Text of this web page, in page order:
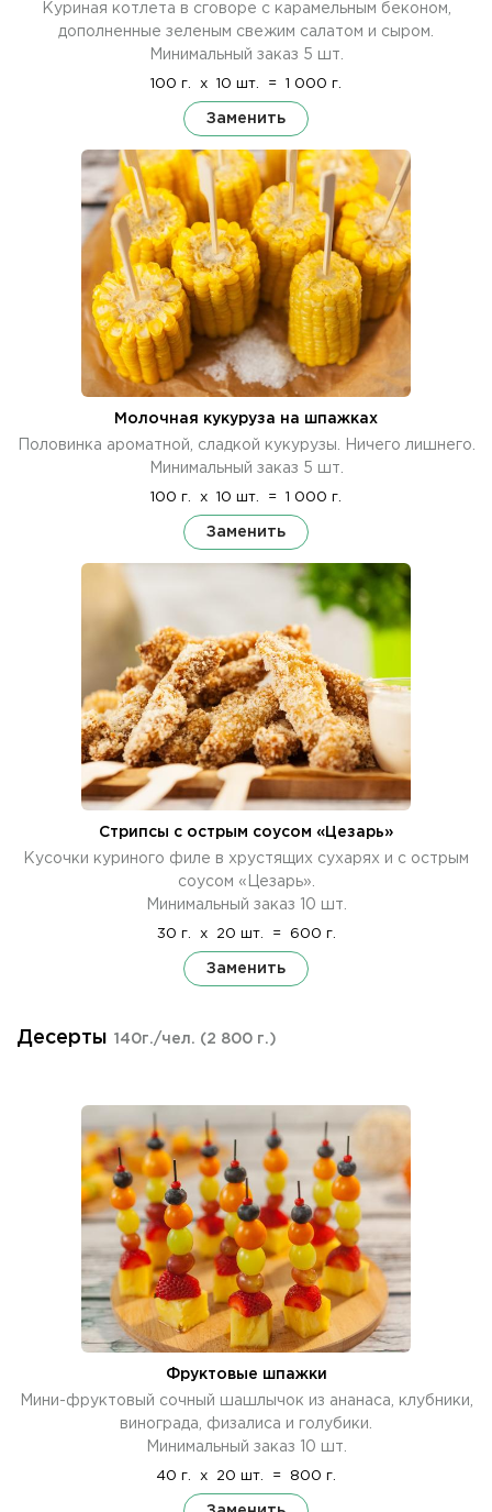
Куриная котлета в сговоре с карамельным беконом,
дополненные зеленым свежим салатом и сыром.
Минимальный заказ 5 шт.
100 г. x 10 шт. = 1 000 г.
Заменить
Молочная кукуруза на шпажках
Половинка ароматной, сладкой кукурузы. Ничего лишнего.
Минимальный заказ 5 шт.
100 г. x 10 шт. = 1 000 г.
Заменить
Стрипсы с острым соусом «Цезарь»
Кусочки куриного филе в хрустящих сухарях и с острым
соусом «Цезарь».
Минимальный заказ 10 шт.
30 г. x 20 шт. = 600 г.
Заменить
Десерты 140г./чел. (2 800 г.)
Фруктовые шпажки
Мини-фруктовый сочный шашлычок из ананаса, клубники,
винограда, физалиса и голубики.
Минимальный заказ 10 шт.
40 г. x 20 шт. = 800 г.